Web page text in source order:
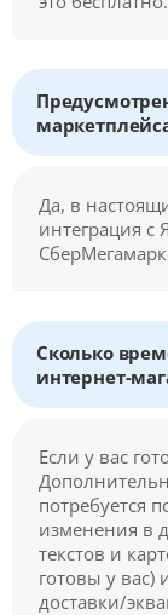
Да, в
интеграция с
Сколько
интернет-
Если у вас
потребуется
изменения в
текстов и
готовы у вас)
доставки/